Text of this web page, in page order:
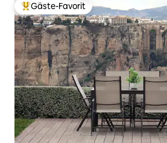
Beliebter Gäste-Favorit.
Gäste-Favorit